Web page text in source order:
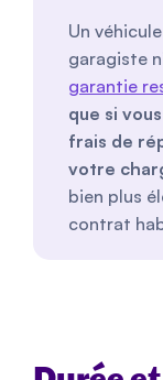
Un
garagiste
garantie
que si
frais de
votre
bien plus
contrat